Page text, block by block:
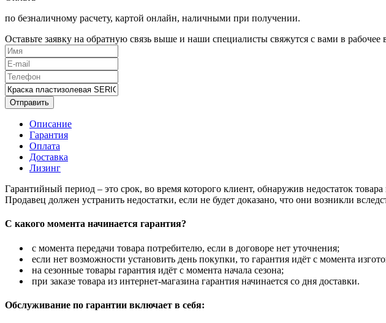
по безналичному расчету, картой онлайн, наличными при получении.
Оставьте заявку на обратную связь выше и наши специалисты свяжутся с вами в рабочее
Отправить
Описание
Гарантия
Оплата
Доставка
Лизинг
Гарантийный период – это срок, во время которого клиент, обнаружив недостаток
Продавец должен устранить недостатки, если не будет доказано, что они возникли
С какого момента начинается гарантия?
с момента передачи товара потребителю, если в договоре нет уточнения;
если нет возможности установить день покупки, то гарантия идёт с момента
на сезонные товары гарантия идёт с момента начала сезона;
при заказе товара из интернет-магазина гарантия начинается со дня доставки.
Обслуживание по гарантии включает в себя: